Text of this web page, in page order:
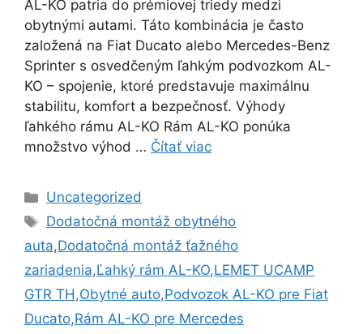
AL-KO patria do prémiovej triedy medzi
obytnými autami. Táto kombinácia je často
založená na Fiat Ducato alebo Mercedes-Benz
Sprinter s osvedčeným ľahkým podvozkom AL-
KO – spojenie, ktoré predstavuje maximálnu
stabilitu, komfort a bezpečnosť. Výhody
ľahkého rámu AL-KO Rám AL-KO ponúka
množstvo výhod … Čítať viac
Kategórie
Uncategorized
Značky
Dodatočná montáž obytného
auta,Dodatočná montáž ťažného
zariadenia,Ľahký rám AL-KO,LEMET UCAMP
GTR TH,Obytné auto,Podvozok AL-KO pre Fiat
Ducato,Rám AL-KO pre Mercedes